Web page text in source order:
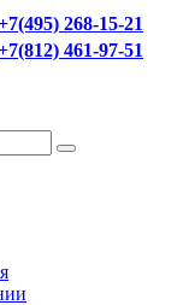
268-15-21
461-97-51